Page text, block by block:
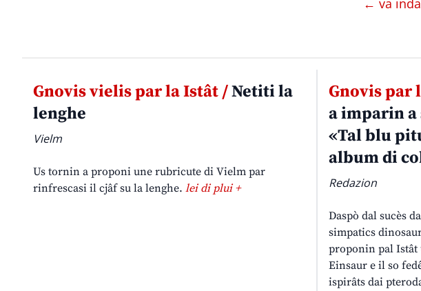
← va
Gnovis vielis par la Istât /Netiti la
lenghe
Vielm
Us tornin a proponi une rubricute di Vielm par
rinfrescasi il cjâf su la lenghe. lei di plui +
Gnovis par
a imparin a
«Tal blu
album di
Redazion
Daspò dal sucès
simpatics
proponin pal Istât
Einsaur e il so
ispirâts dai